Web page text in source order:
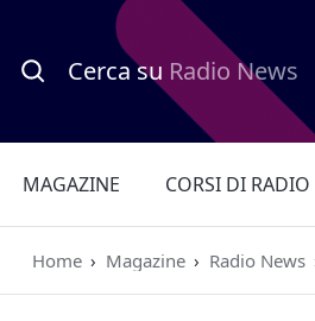
Cerca su Radio News
MAGAZINE CORSI DI RADIO
Home › Magazine › Radio News